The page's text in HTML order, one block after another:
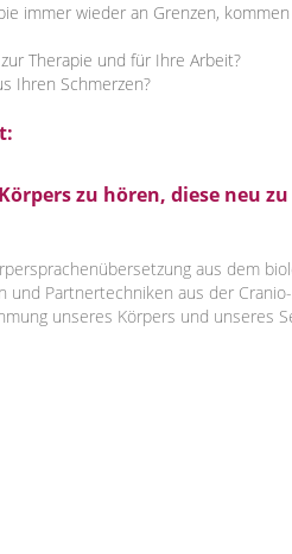
immer wieder an Grenzen,
Therapie und für Ihre Arbeit?
Ihren Schmerzen?
zu hören, diese neu
aus dem
und Partnertechniken aus der
unseres Körpers und unseres